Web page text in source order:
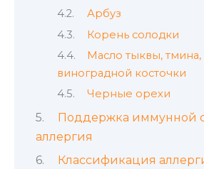
Арбуз
Корень солодки
Масло тыквы, тмина,
виноградной косточки
Черные орехи
Поддержка иммунной
аллергия
Классификация